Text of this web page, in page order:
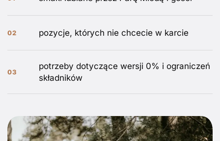
02 pozycje, których nie chcecie w karcie
03
potrzeby dotyczące wersji 0% i ograniczeń
składników